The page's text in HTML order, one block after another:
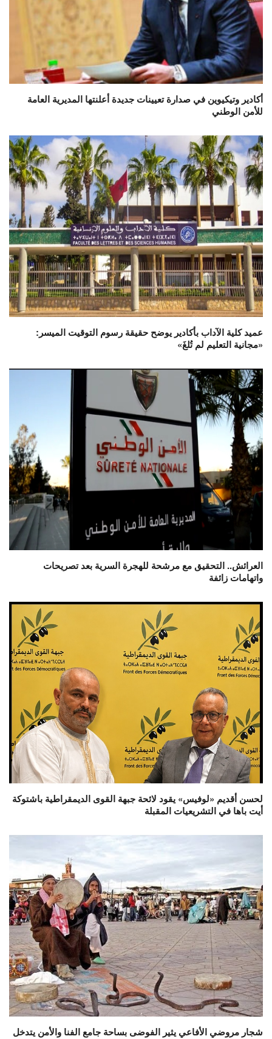
أكادير وتيكيوين في صدارة تعيينات جديدة أعلنتها المديرية العامة
للأمن الوطني
عميد كلية الآداب بأكادير يوضح حقيقة رسوم التوقيت الميسر:
«مجانية التعليم لم تُلغَ»
العرائش.. التحقيق مع مرشحة للهجرة السرية بعد تصريحات
واتهامات زائفة
لحسن أقديم «لوفيس» يقود لائحة جبهة القوى الديمقراطية باشتوكة
أيت باها في التشريعيات المقبلة
شجار مروضي الأفاعي يثير الفوضى بساحة جامع الفنا والأمن يتدخل